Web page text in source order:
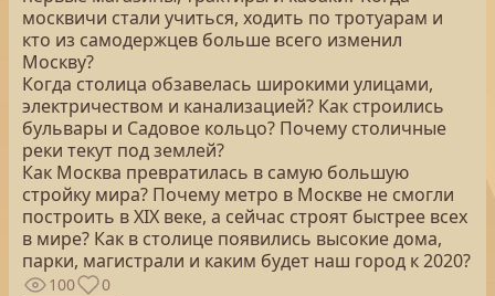
москвичи стали учиться, ходить по тротуарам и
кто из самодержцев больше всего изменил
Москву?
Когда столица обзавелась широкими улицами,
электричеством и канализацией? Как строились
бульвары и Садовое кольцо? Почему столичные
реки текут под землей?
Как Москва превратилась в самую большую
стройку мира? Почему метро в Москве не смогли
построить в XIX веке, а сейчас строят быстрее всех
в мире? Как в столице появились высокие дома,
парки, магистрали и каким будет наш город к 2020?
100 0